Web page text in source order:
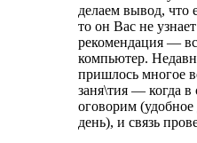
делаем вывод, что
то он Вас не
рекомендация —
компьютер.
пришлось многое
заня\тия — когда в
оговорим
день), и связь